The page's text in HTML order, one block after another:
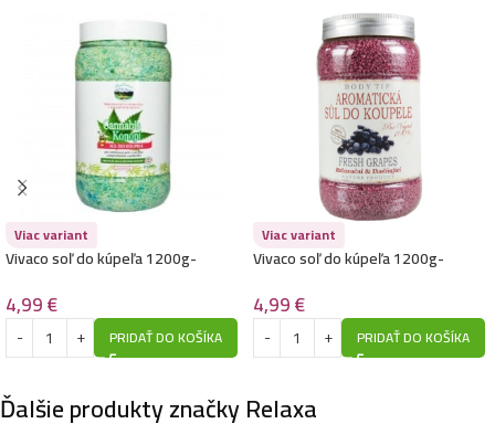
Viac variant
Vivaco soľ do kúpeľa 1200g-
4,99€
PRIDAŤ DO KOŠÍKA
Viac variant
Vivaco soľ do kúpeľa 1200g-
4,99€
PRIDAŤ DO KOŠÍKA
Ďalšie produkty značky Relaxa